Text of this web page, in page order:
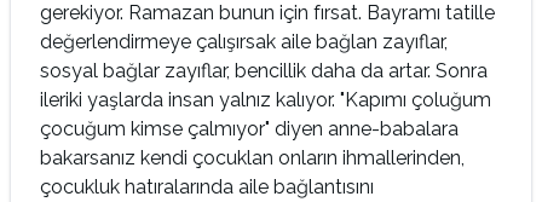
gerekiyor. Ramazan bunun için fırsat. Bayramı tatille
değerlendirmeye çalışırsak aile bağlan zayıflar,
sosyal bağlar zayıflar, bencillik daha da artar. Sonra
ileriki yaşlarda insan yalnız kalıyor. "Kapımı çoluğum
çocuğum kimse çalmıyor" diyen anne-babalara
bakarsanız kendi çocuklan onların ihmallerinden,
çocukluk hatıralarında aile bağlantısını